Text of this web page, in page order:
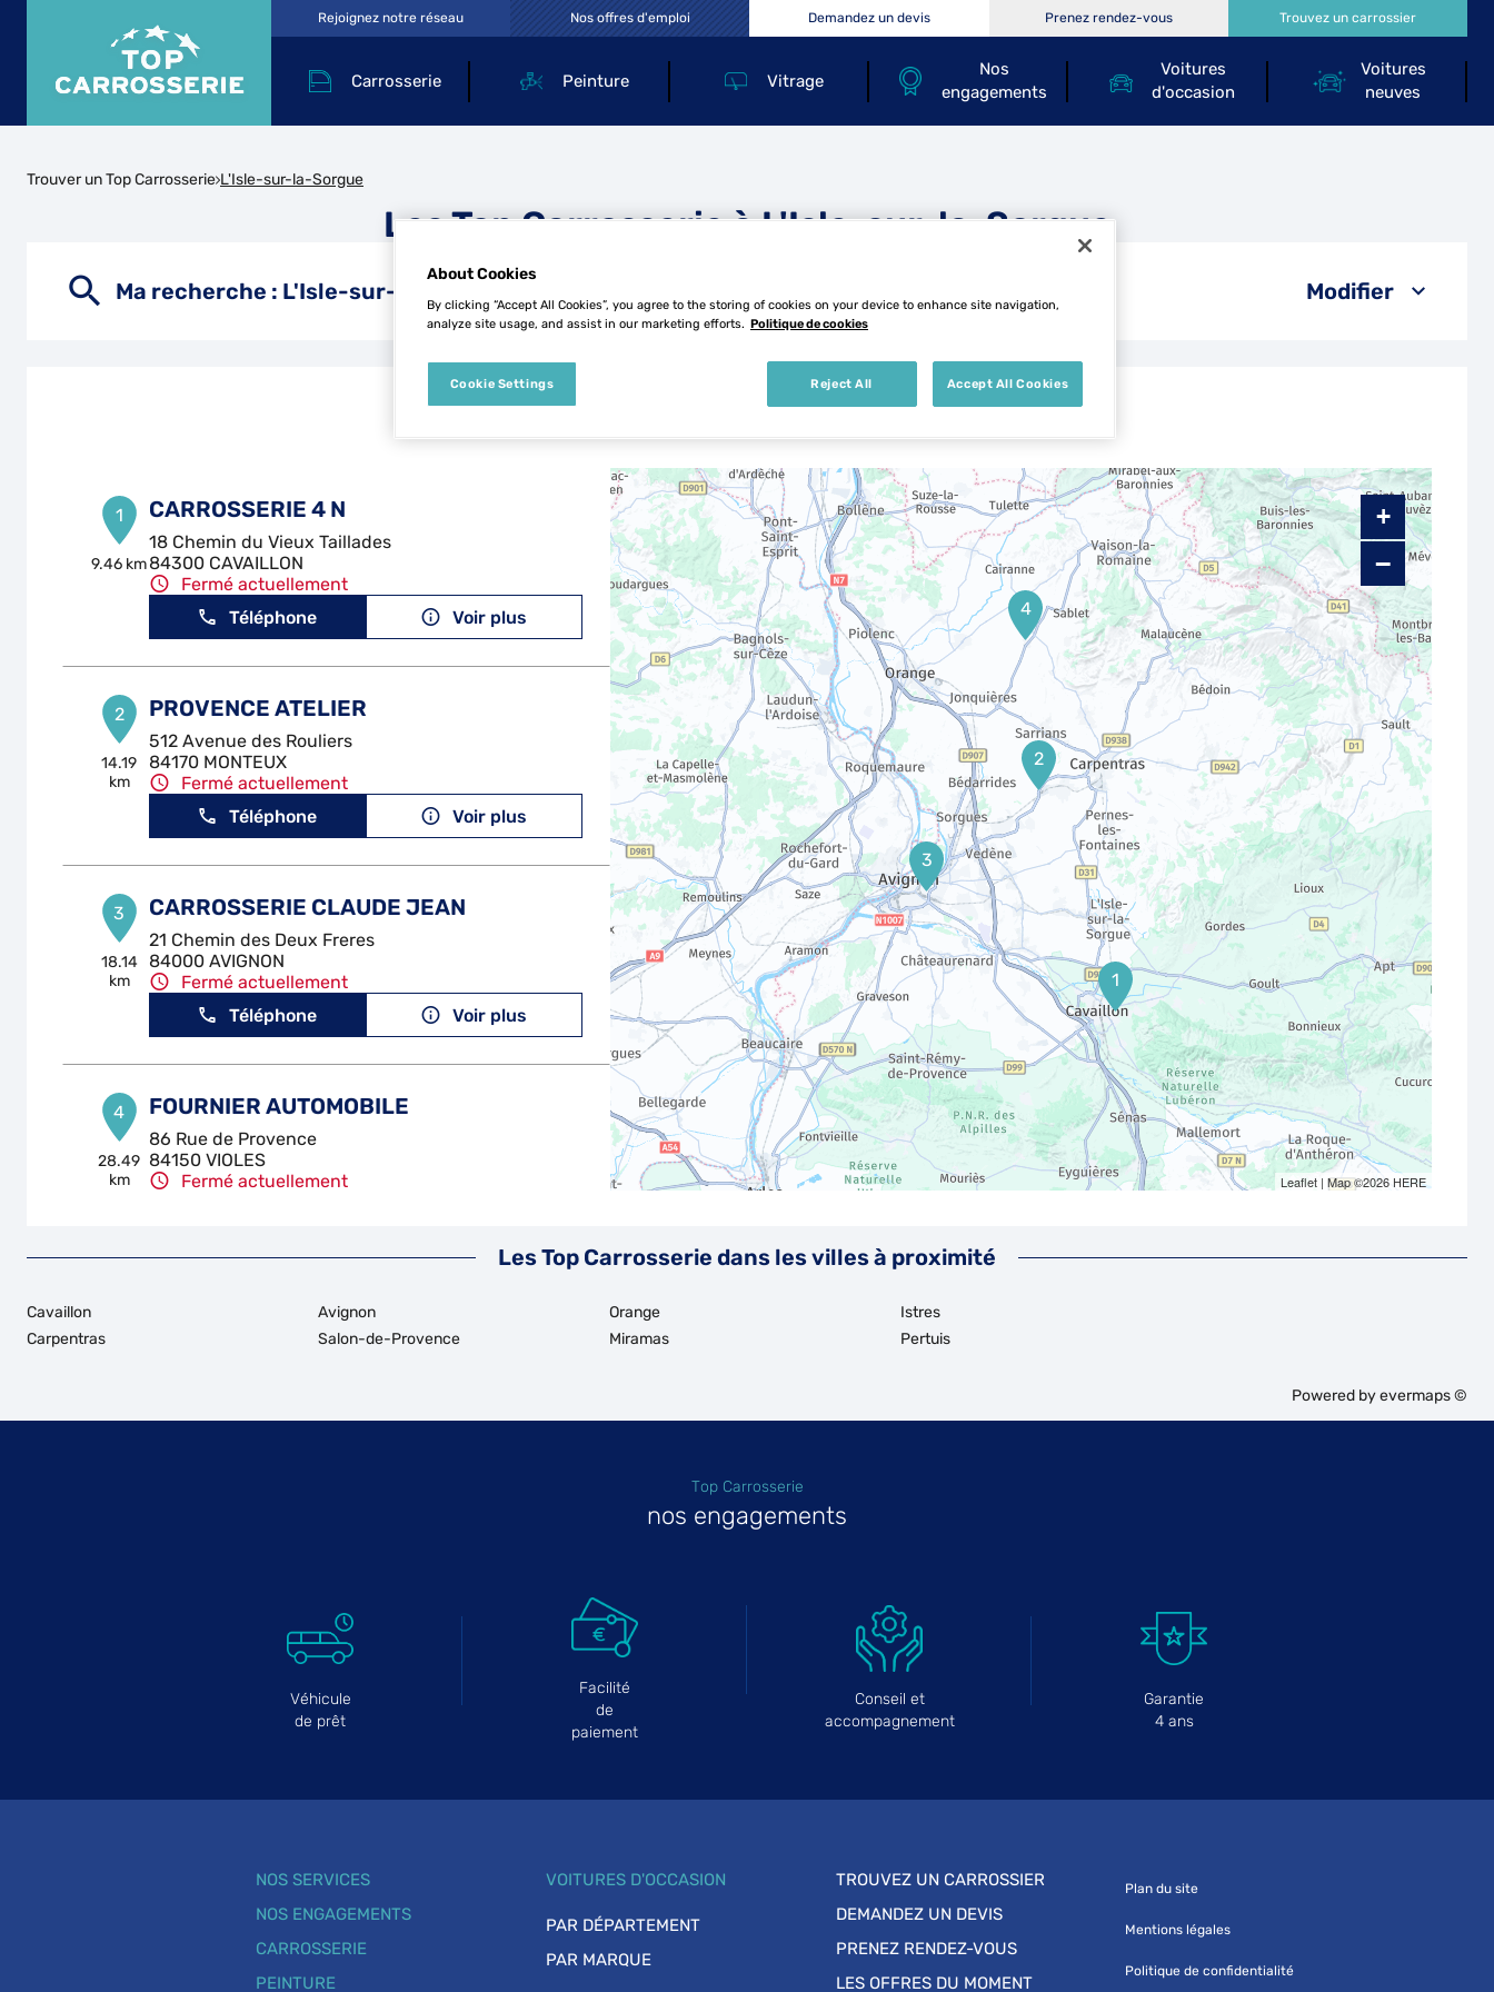
Carrosserie Peinture Vitrage
Nos
engagements
Voitures
d'occasion
Voitures
neuves
Rejoignez notre réseau Nos offres d'emploi Demandez un devis Prenez rendez-vous Trouvez un carrossier
Trouver un Top Carrosserie L'Isle-sur-la-Sorgue
Les Top Carrosserie à L'Isle-sur-la-Sorgue
Ma recherche : L'Isle-sur-la-Sorgue Modifier
1
9.46 km
CARROSSERIE 4 N
18 Chemin du Vieux Taillades
84300 CAVAILLON
Fermé actuellement
Téléphone
Voir plus
2
14.19
km
PROVENCE ATELIER
512 Avenue des Rouliers
84170 MONTEUX
Fermé actuellement
Téléphone
Voir plus
3
18.14
km
CARROSSERIE CLAUDE JEAN
21 Chemin des Deux Freres
84000 AVIGNON
Fermé actuellement
Téléphone
Voir plus
4
28.49
km
FOURNIER AUTOMOBILE
86 Rue de Provence
84150 VIOLES
Fermé actuellement
1
4
3
2
+
−
Leaflet| Map ©2026HERE
Les Top Carrosserie dans les villes à proximité
Cavaillon
Carpentras
Avignon
Salon-de-Provence
Orange
Miramas
Istres
Pertuis
Powered byevermaps ©
Top Carrosserie
nos engagements
Véhicule
de prêt
Facilité
de
paiement
Conseil et
accompagnement
Garantie
4 ans
NOS SERVICES
NOS ENGAGEMENTS
CARROSSERIE
PEINTURE
VOITURES D'OCCASION
PAR DÉPARTEMENT
PAR MARQUE
TROUVEZ UN CARROSSIER
DEMANDEZ UN DEVIS
PRENEZ RENDEZ-VOUS
LES OFFRES DU MOMENT
Plan du site
Mentions légales
Politique de confidentialité
About Cookies
By clicking “Accept All Cookies”, you agree to the storing of cookies on your device to enhance site navigation,
analyze site usage, and assist in our marketing efforts. Politique de cookies
Reject All Accept All Cookies
Cookie Settings